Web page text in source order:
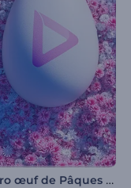
Intro œuf de Pâques fleuri